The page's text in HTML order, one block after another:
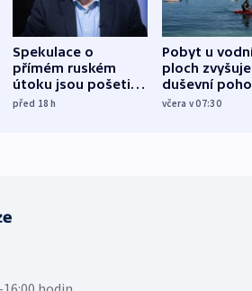
Spekulace o
přímém ruském
útoku jsou pošetilé,
míní estonský
před 18h
Pobyt u
ploch zvyšuje
duševní
ukázala
včera v 07:30